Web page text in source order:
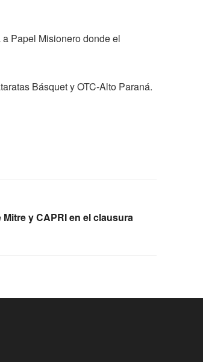
Papel Misionero donde el
Básquet y OTC-Alto Paraná.
y CAPRI en el clausura